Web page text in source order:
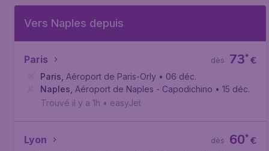
Vers Naples depuis
Paris €
73*
dès
Paris Aéroport de Paris-Orly • 06 déc.
Naples Aéroport de Naples - Capodichino • 15 déc.
Trouvé il y a 1h • easyJet
Lyon €
60*
dès